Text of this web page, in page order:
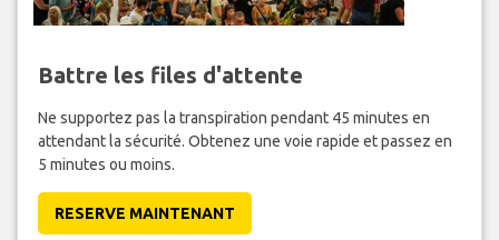
Battre les files d'attente
Ne supportez pas la transpiration pendant 45 minutes en
attendant la sécurité. Obtenez une voie rapide et passez en
5 minutes ou moins.
RESERVE MAINTENANT